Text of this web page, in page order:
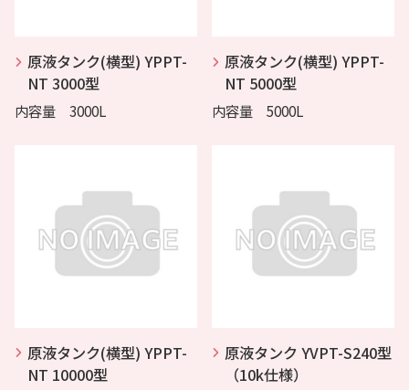
原液タンク(横型) YPPT-
NT 3000型
内容量 3000L
原液タンク(横型) YPPT-
NT 5000型
内容量 5000L
原液タンク(横型) YPPT-
NT 10000型
原液タンク YVPT-S240型
（10k仕様）